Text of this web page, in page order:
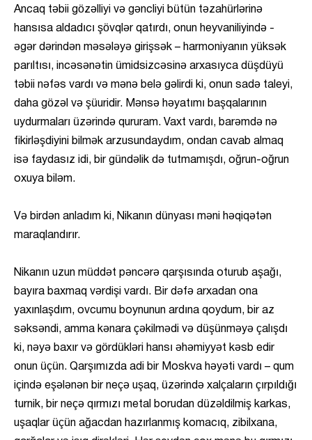
Ancaq təbii gözəlliyi və gəncliyi bütün təzahürlərinə
hansısa aldadıcı şövqlər qatırdı, onun heyvaniliyində -
əgər dərindən məsələyə girişsək – harmoniyanın yüksək
parıltısı, incəsənətin ümidsizcəsinə arxasıyca düşdüyü
təbii nəfəs vardı və mənə belə gəlirdi ki, onun sadə taleyi,
daha gözəl və şüuridir. Mənsə həyatımı başqalarının
uydurmaları üzərində qururam. Vaxt vardı, barəmdə nə
fikirləşdiyini bilmək arzusundaydım, ondan cavab almaq
isə faydasız idi, bir gündəlik də tutmamışdı, oğrun-oğrun
oxuya biləm.
Və birdən anladım ki, Nikanın dünyası məni həqiqətən
maraqlandırır.
Nikanın uzun müddət pəncərə qarşısında oturub aşağı,
bayıra baxmaq vərdişi vardı. Bir dəfə arxadan ona
yaxınlaşdım, ovcumu boynunun ardına qoydum, bir az
səksəndi, amma kənara çəkilmədi və düşünməyə çalışdı
ki, nəyə baxır və gördükləri hansı əhəmiyyət kəsb edir
onun üçün. Qarşımızda adi bir Moskva həyəti vardı – qum
içində eşələnən bir neçə uşaq, üzərində xalçaların çırpıldığı
turnik, bir neçə qırmızı metal borudan düzəldilmiş karkas,
uşaqlar üçün ağacdan hazırlanmış komacıq, zibilxana,